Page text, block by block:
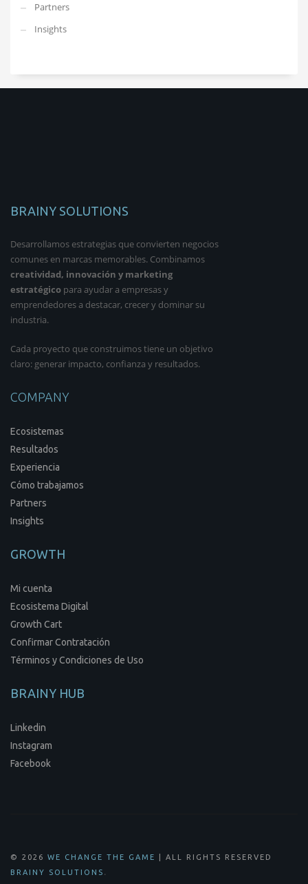
Partners
Insights
BRAINY SOLUTIONS
Desarrollamos estrategias que convierten negocios
comunes en marcas memorables. Combinamos
creatividad, innovación y marketing
estratégico para ayudar a empresas y
emprendedores a destacar, crecer y dominar su
industria.
Cada proyecto que construimos tiene un objetivo
claro: generar impacto, confianza y resultados.
COMPANY
Ecosistemas
Resultados
Experiencia
Cómo trabajamos
Partners
Insights
GROWTH
Mi cuenta
Ecosistema Digital
Growth Cart
Confirmar Contratación
Términos y Condiciones de Uso
BRAINY HUB
Linkedin
Instagram
Facebook
© 2026 WE CHANGE THE GAME
| ALL RIGHTS RESERVED
BRAINY SOLUTIONS .